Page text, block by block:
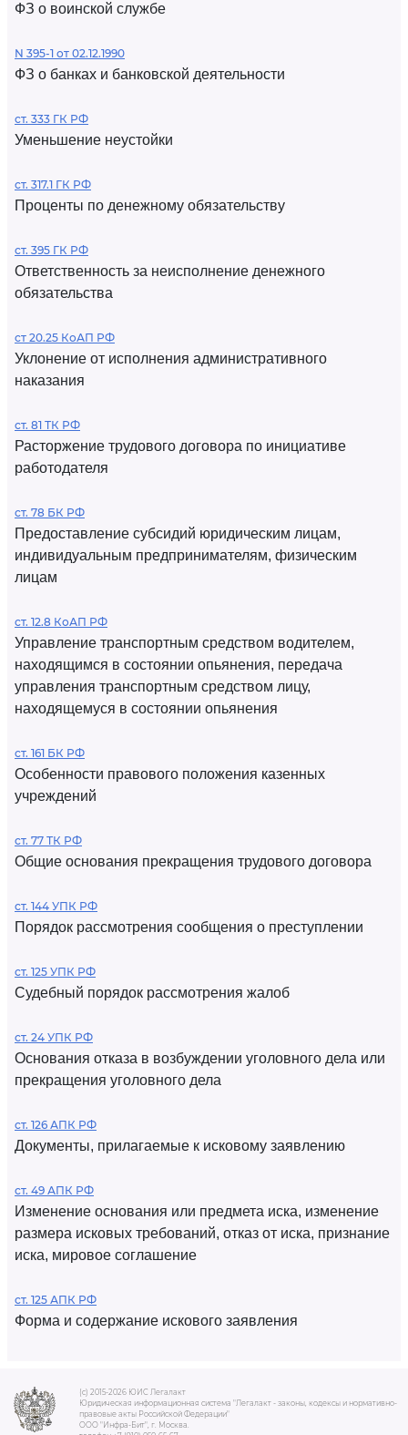
ФЗ о воинской службе
N 395-1 от 02.12.1990
ФЗ о банках и банковской деятельности
ст. 333 ГК РФ
Уменьшение неустойки
ст. 317.1 ГК РФ
Проценты по денежному обязательству
ст. 395 ГК РФ
Ответственность за неисполнение денежного
обязательства
ст 20.25 КоАП РФ
Уклонение от исполнения административного
наказания
ст. 81 ТК РФ
Расторжение трудового договора по инициативе
работодателя
ст. 78 БК РФ
Предоставление субсидий юридическим лицам,
индивидуальным предпринимателям, физическим
лицам
ст. 12.8 КоАП РФ
Управление транспортным средством водителем,
находящимся в состоянии опьянения, передача
управления транспортным средством лицу,
находящемуся в состоянии опьянения
ст. 161 БК РФ
Особенности правового положения казенных
учреждений
ст. 77 ТК РФ
Общие основания прекращения трудового договора
ст. 144 УПК РФ
Порядок рассмотрения сообщения о преступлении
ст. 125 УПК РФ
Судебный порядок рассмотрения жалоб
ст. 24 УПК РФ
Основания отказа в возбуждении уголовного дела или
прекращения уголовного дела
ст. 126 АПК РФ
Документы, прилагаемые к исковому заявлению
ст. 49 АПК РФ
Изменение основания или предмета иска, изменение
размера исковых требований, отказ от иска, признание
иска, мировое соглашение
ст. 125 АПК РФ
Форма и содержание искового заявления
(c) 2015-2026 ЮИС Легалакт
Юридическая информационная система "Легалакт - законы, кодексы и нормативно-
правовые акты Российской Федерации"
ООО "Инфра-Бит", г. Москва.